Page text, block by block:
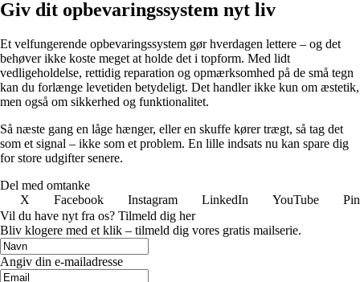
Giv dit opbevaringssystem nyt liv
Et velfungerende opbevaringssystem gør hverdagen lettere – og det
behøver ikke koste meget at holde det i topform. Med lidt
vedligeholdelse, rettidig reparation og opmærksomhed på de små tegn
kan du forlænge levetiden betydeligt. Det handler ikke kun om æstetik,
men også om sikkerhed og funktionalitet.
Så næste gang en låge hænger, eller en skuffe kører trægt, så tag det
som et signal – ikke som et problem. En lille indsats nu kan spare dig
for store udgifter senere.
Del med omtanke
X
Facebook Instagram LinkedIn YouTube
Vil du have nyt fra os? Tilmeld dig her
Bliv klogere med et klik – tilmeld dig vores gratis mailserie.
Angiv din e-mailadresse